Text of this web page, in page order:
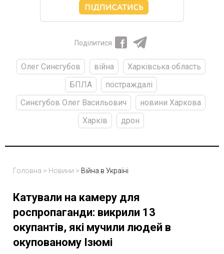
Поділитися
Олег Синєгубов війна
Харківська область
БПЛА
постраждалі
Синєгубов Олег Васильович
новини Харкова
Харків
дрон
Головна > Новини > Війна в Україні
Катували на камеру для
роспропаганди: викрили 13
окупантів, які мучили людей в
окупованому Ізюмі